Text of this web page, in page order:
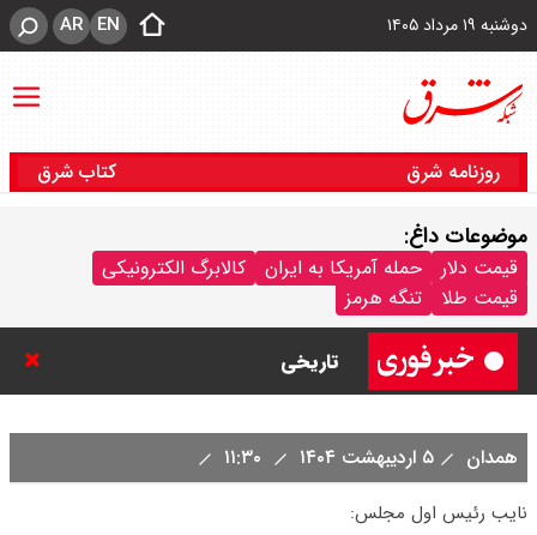
دوشنبه ۱۹ مرداد ۱۴۰۵ EN
AR
روزنامه شرق کتاب شرق
موضوعات داغ:
قیمت دلار حمله آمریکا به ایران
کالابرگ الکترونیکی
قیمت طلا
تنگه هرمز
تاریخی
مرداد ۱۴۰۵ / قیمت سکه امامی چند؟
همدان ۵ اردیبهشت ۱۴۰۴
نایب رئیس اول مجلس: